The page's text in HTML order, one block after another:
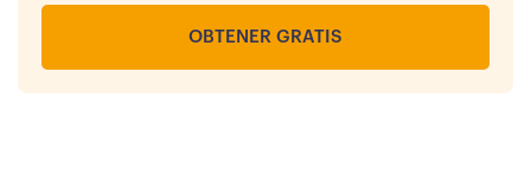
OBTENER GRATIS